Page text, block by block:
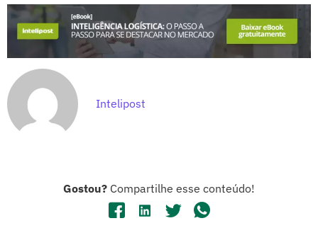
Intelipost
Gostou? Compartilhe esse conteúdo!